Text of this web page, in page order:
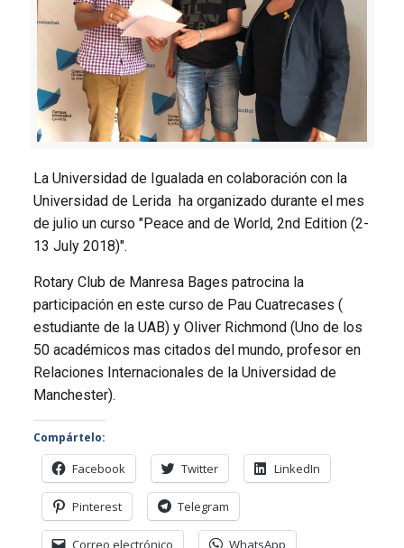
La Universidad de Igualada en colaboración con la
Universidad de Lerida ha organizado durante el mes
de julio un curso "Peace and de World, 2nd Edition (2-
13 July 2018)".
Rotary Club de Manresa Bages patrocina la
participación en este curso de Pau Cuatrecases (
estudiante de la UAB) y Oliver Richmond (Uno de los
50 académicos mas citados del mundo, profesor en
Relaciones Internacionales de la Universidad de
Manchester).
Compártelo:
Facebook Twitter LinkedIn
Pinterest Telegram
Correo electrónico WhatsApp